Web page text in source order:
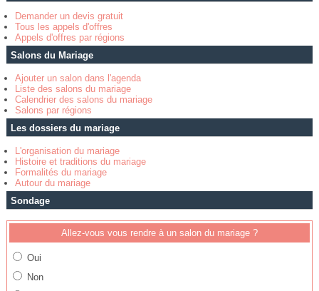
Demander un devis gratuit
Tous les appels d'offres
Appels d'offres par régions
Salons du Mariage
Ajouter un salon dans l'agenda
Liste des salons du mariage
Calendrier des salons du mariage
Salons par régions
Les dossiers du mariage
L'organisation du mariage
Histoire et traditions du mariage
Formalités du mariage
Autour du mariage
Sondage
Allez-vous vous rendre à un salon du mariage ?
Oui
Non